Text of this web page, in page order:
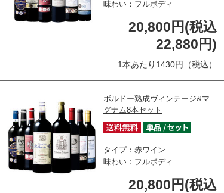
味わい：フルボディ
20,800円(税込
22,880円)
1本あたり1430円（税込）
ボルドー熟成ヴィンテージ&マ
グナム8本セット
タイプ：赤ワイン
味わい：フルボディ
20,800円(税込